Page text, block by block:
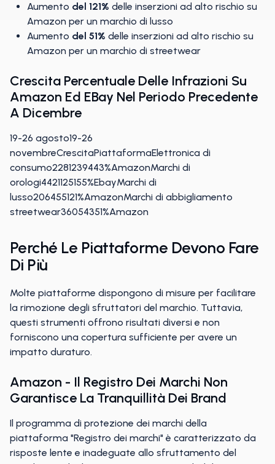
Aumento del 121% delle inserzioni ad alto rischio su
Amazon per un marchio di lusso
Aumento del 51% delle inserzioni ad alto rischio su
Amazon per un marchio di streetwear
Crescita Percentuale Delle Infrazioni Su
Amazon Ed EBay Nel Periodo Precedente
A Dicembre
19-26 agosto19-26
novembreCrescitaPiattaformaElettronica di
consumo2281239443%AmazonMarchi di
orologi4421125155%EbayMarchi di
lusso206455121%AmazonMarchi di abbigliamento
streetwear36054351%Amazon
Perché Le Piattaforme Devono Fare
Di Più
Molte piattaforme dispongono di misure per facilitare
la rimozione degli sfruttatori del marchio. Tuttavia,
questi strumenti offrono risultati diversi e non
forniscono una copertura sufficiente per avere un
impatto duraturo.
Amazon - Il Registro Dei Marchi Non
Garantisce La Tranquillità Dei Brand
Il programma di protezione dei marchi della
piattaforma "Registro dei marchi" è caratterizzato da
risposte lente e inadeguate allo sfruttamento del